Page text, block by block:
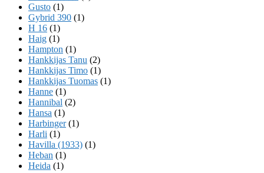
Gusto (1)
Gybrid 390 (1)
H 16 (1)
Haig (1)
Hampton (1)
Hankkijas Tanu (2)
Hankkijas Timo (1)
Hankkijas Tuomas (1)
Hanne (1)
Hannibal (2)
Hansa (1)
Harbinger(1)
Harli (1)
Havilla (1933) (1)
Heban (1)
Heida (1)